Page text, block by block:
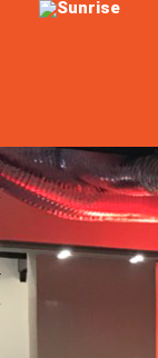
ПРО НАС
ФОТОГАЛЕРЕЯ
КОСМЕТИКА
PEAU D’OR